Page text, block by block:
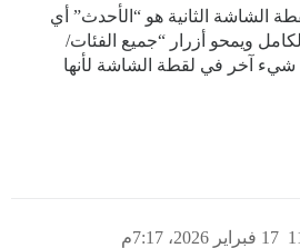
الشاشة الثانية هو “الأحدث” أي
ويمحو أزرار “جميع الفئات/
شيء آخر في لقطة الشاشة لأنها
17 فبراير 2026، 7:17م